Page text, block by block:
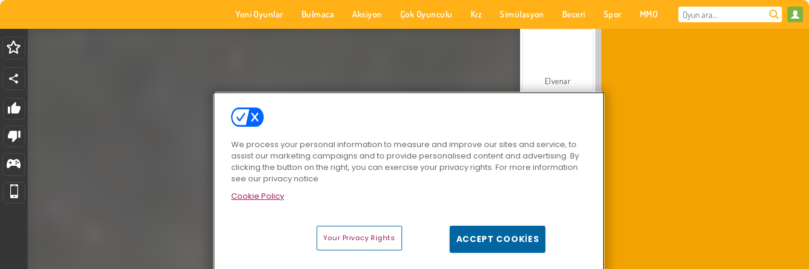
Yeni Oyunlar Bulmaca Aksiyon Çok Oyunculu Kız Simülasyon Beceri Spor MMO
Elvenar
We process your personal information to measure and improve our sites and service, to
assist our marketing campaigns and to provide personalised content and advertising. By
clicking the button on the right, you can exercise your privacy rights. For more information
see our privacy notice
Cookie Policy
Your Privacy Rights ACCEPT COOKIES